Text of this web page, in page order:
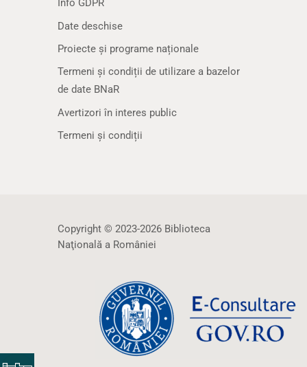
Info GDPR
Date deschise
Proiecte și programe naționale
Termeni și condiții de utilizare a bazelor
de date BNaR
Avertizori în interes public
Termeni și condiții
Copyright © 2023-2026 Biblioteca
Naţională a României